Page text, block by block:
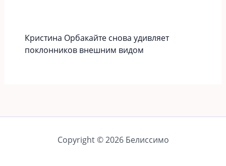
Кристина Орбакайте снова удивляет
поклонников внешним видом
Copyright © 2026 Белиссимо